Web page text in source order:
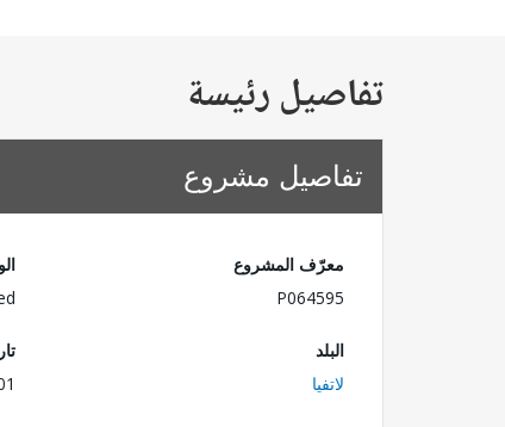
تفاصيل رئيسة
تفاصيل مشروع
معرّف المشروع
P064595
البلد
لاتفيا